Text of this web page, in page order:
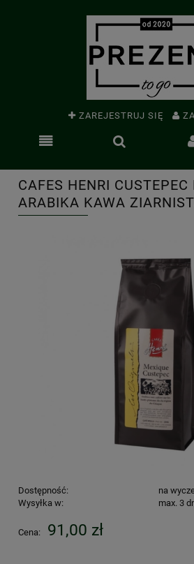
ZAREJESTRUJ SIĘ
CAFES HENRI CUSTEPEC
ARABIKA KAWA
Dostępność:
na
Wysyłka w:
max. 3
Cena: 91,00 zł